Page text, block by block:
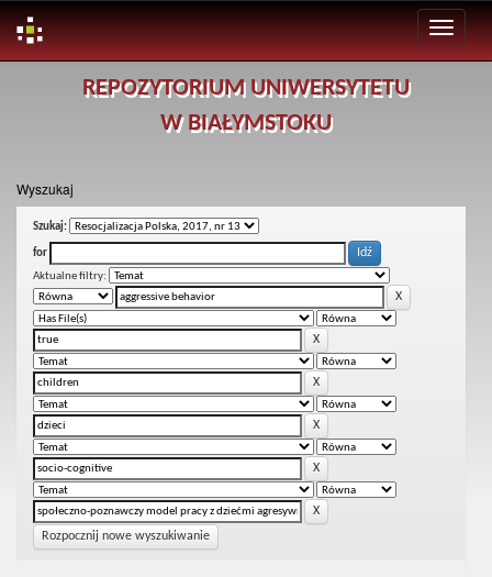
REPOZYTORIUM UNIWERSYTETU
W BIAŁYMSTOKU
Wyszukaj
Szukaj:
for
Aktualne filtry:
Rozpocznij nowe wyszukiwanie